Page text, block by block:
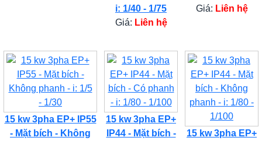
i: 1/40 - 1/75
Giá: Liên hệ
Giá: Liên hệ
15 kw 3pha EP+ IP55
- Mặt bích - Không
15 kw 3pha EP+
IP44 - Mặt bích -
15 kw 3pha EP+